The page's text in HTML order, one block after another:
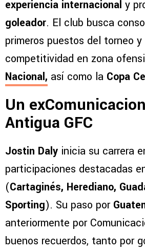
experiencia internacional y
goleador. El club busca
primeros puestos del torneo y
competitividad en zona
Nacional, así como la Copa
Un
Antigua GFC
Jostin Daly inicia su carrera
participaciones destacadas
(Cartaginés, Herediano,
Sporting). Su paso por
anteriormente por
buenos recuerdos, tanto por